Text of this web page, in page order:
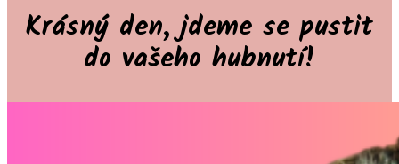
Krásný den, jdeme se pustit
do vašeho hubnutí!